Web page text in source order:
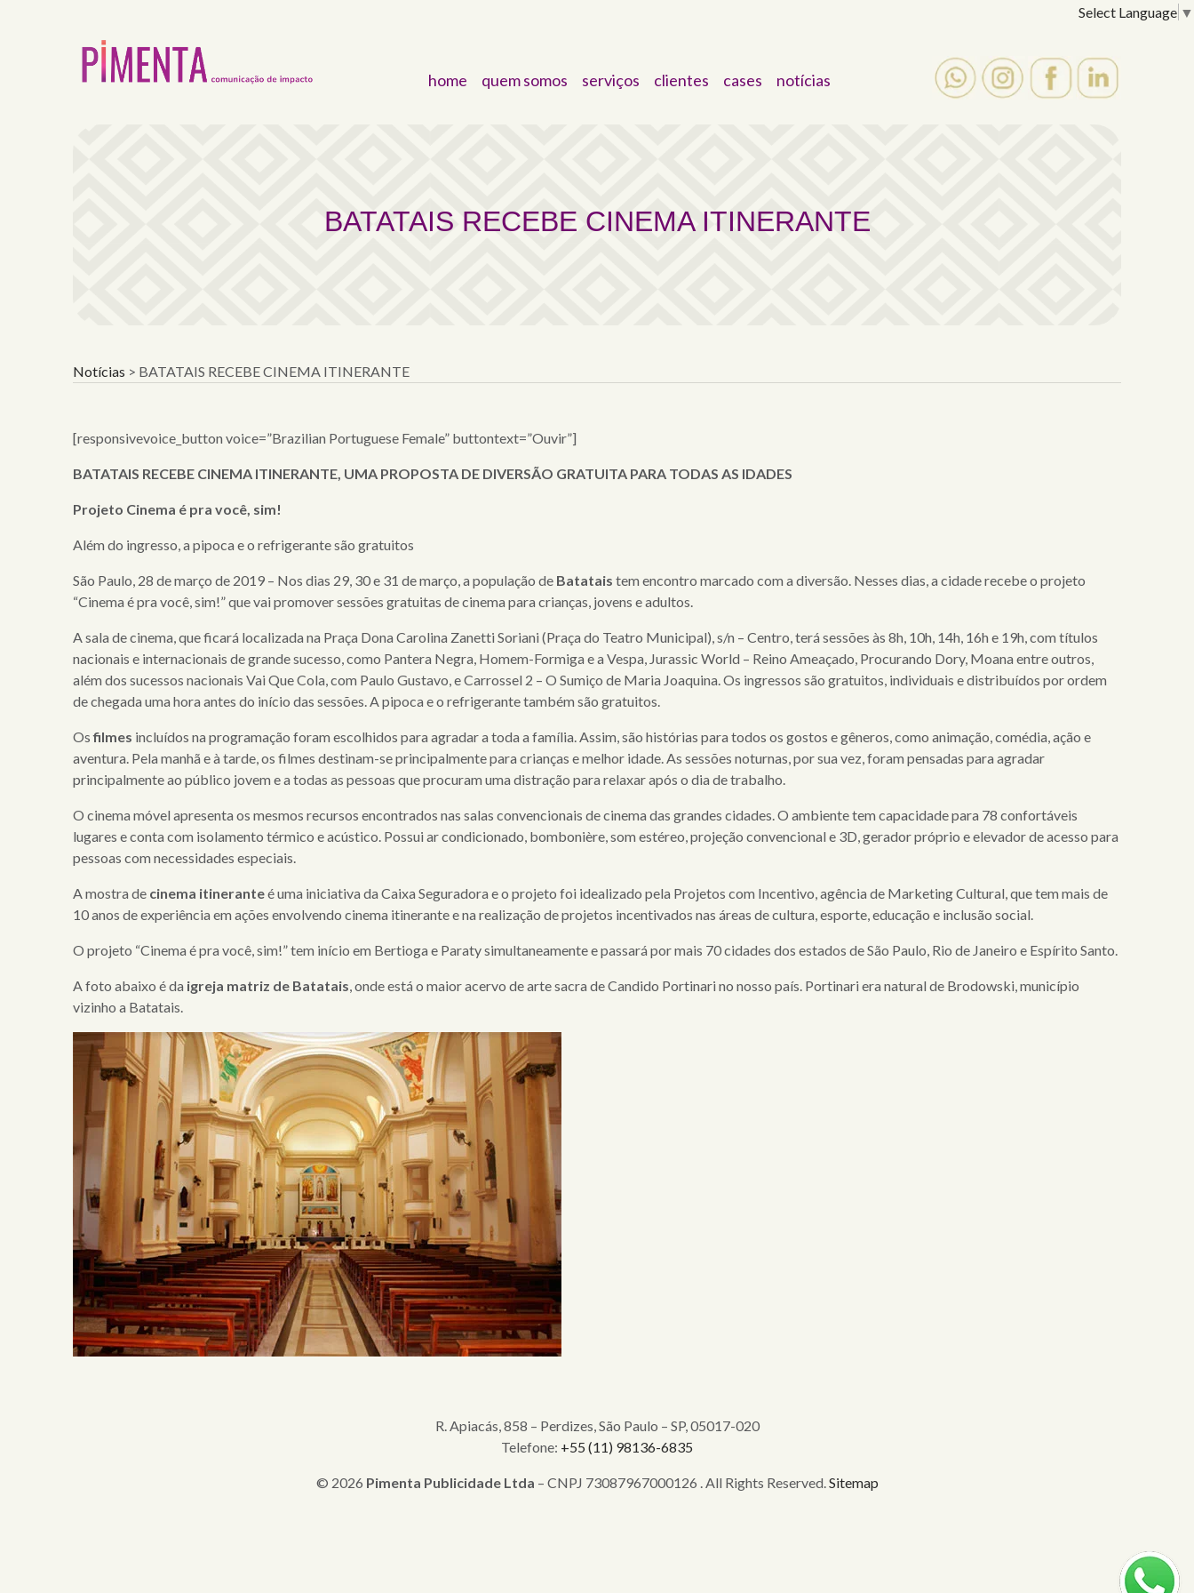
Select Language ▼
home quem somos serviços clientes cases notícias
BATATAIS RECEBE CINEMA ITINERANTE
Notícias > BATATAIS RECEBE CINEMA ITINERANTE
[responsivevoice_button voice=”Brazilian Portuguese Female” buttontext=”Ouvir”]
BATATAIS RECEBE CINEMA ITINERANTE, UMA PROPOSTA DE DIVERSÃO GRATUITA PARA TODAS AS IDADES
Projeto Cinema é pra você, sim!
Além do ingresso, a pipoca e o refrigerante são gratuitos
São Paulo, 28 de março de 2019 – Nos dias 29, 30 e 31 de março, a população de Batatais tem encontro marcado com a diversão. Nesses dias, a cidade recebe o projeto
“Cinema é pra você, sim!” que vai promover sessões gratuitas de cinema para crianças, jovens e adultos.
A sala de cinema, que ficará localizada na Praça Dona Carolina Zanetti Soriani (Praça do Teatro Municipal), s/n – Centro, terá sessões às 8h, 10h, 14h, 16h e 19h, com títulos
nacionais e internacionais de grande sucesso, como Pantera Negra, Homem-Formiga e a Vespa, Jurassic World – Reino Ameaçado, Procurando Dory, Moana entre outros,
além dos sucessos nacionais Vai Que Cola, com Paulo Gustavo, e Carrossel 2 – O Sumiço de Maria Joaquina. Os ingressos são gratuitos, individuais e distribuídos por ordem
de chegada uma hora antes do início das sessões. A pipoca e o refrigerante também são gratuitos.
Osfilmes incluídos na programação foram escolhidos para agradar a toda a família. Assim, são histórias para todos os gostos e gêneros, como animação, comédia, ação e
aventura. Pela manhã e à tarde, os filmes destinam-se principalmente para crianças e melhor idade. As sessões noturnas, por sua vez, foram pensadas para agradar
principalmente ao público jovem e a todas as pessoas que procuram uma distração para relaxar após o dia de trabalho.
O cinema móvel apresenta os mesmos recursos encontrados nas salas convencionais de cinema das grandes cidades. O ambiente tem capacidade para 78 confortáveis
lugares e conta com isolamento térmico e acústico. Possui ar condicionado, bombonière, som estéreo, projeção convencional e 3D, gerador próprio e elevador de acesso para
pessoas com necessidades especiais.
A mostra de cinema itineranteé uma iniciativa da Caixa Seguradora e o projeto foi idealizado pela Projetos com Incentivo, agência de Marketing Cultural, que tem mais de
10 anos de experiência em ações envolvendo cinema itinerante e na realização de projetos incentivados nas áreas de cultura, esporte, educação e inclusão social.
O projeto “Cinema é pra você, sim!” tem início em Bertioga e Paraty simultaneamente e passará por mais 70 cidades dos estados de São Paulo, Rio de Janeiro e Espírito Santo.
A foto abaixo é da igreja matriz de Batatais, onde está o maior acervo de arte sacra de Candido Portinari no nosso país. Portinari era natural de Brodowski, município
vizinho a Batatais.
R. Apiacás, 858 – Perdizes, São Paulo – SP, 05017-020
Telefone: +55 (11) 98136-6835
© 2026 Pimenta Publicidade Ltda – CNPJ 73087967000126 . All Rights Reserved.Sitemap